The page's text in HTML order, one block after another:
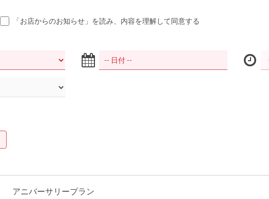
「お店からのお知らせ」を読み、内容を理解して同意する
アニバーサリープラン